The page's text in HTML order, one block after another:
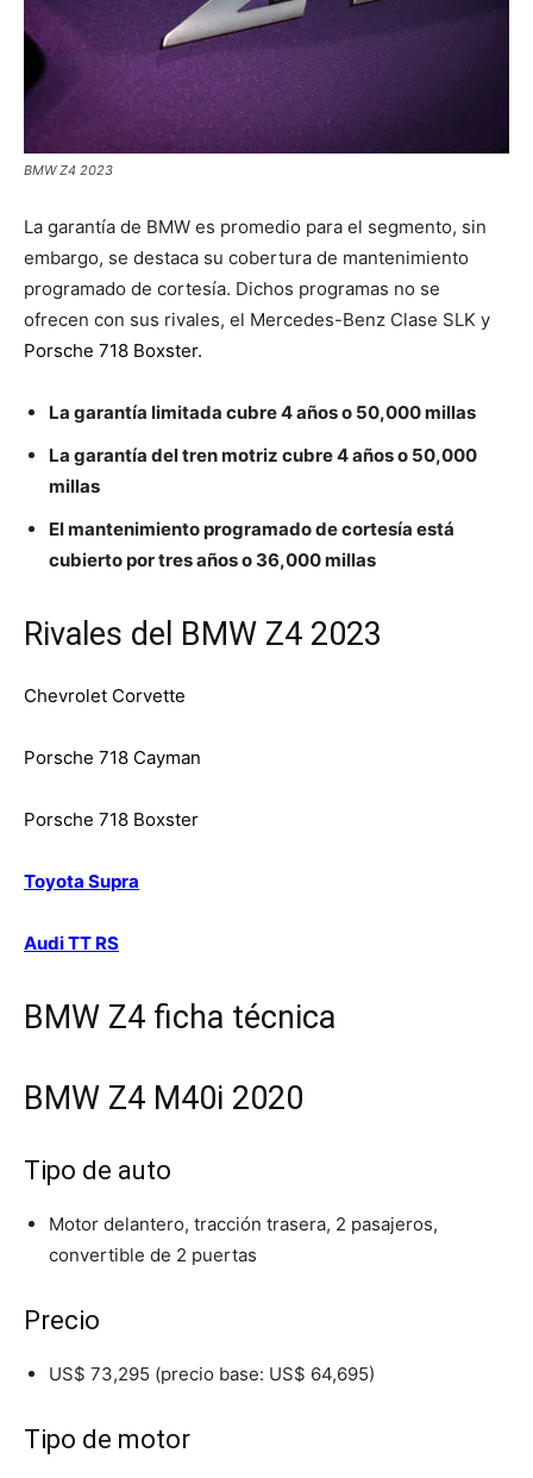
BMW Z4 2023
La garantía de BMW es promedio para el segmento, sin
embargo, se destaca su cobertura de mantenimiento
programado de cortesía. Dichos programas no se
ofrecen con sus rivales, el Mercedes-Benz Clase SLK y
Porsche 718 Boxster.
La garantía limitada cubre 4 años o 50,000 millas
La garantía del tren motriz cubre 4 años o 50,000
millas
El mantenimiento programado de cortesía está
cubierto por tres años o 36,000 millas
Rivales del BMW Z4 2023
Chevrolet Corvette
Porsche 718 Cayman
Porsche 718 Boxster
Toyota Supra
Audi TT RS
BMW Z4 ficha técnica
BMW Z4 M40i 2020
Tipo de auto
Motor delantero, tracción trasera, 2 pasajeros,
convertible de 2 puertas
Precio
US$ 73,295 (precio base: US$ 64,695)
Tipo de motor